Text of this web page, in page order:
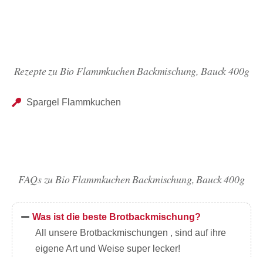
Rezepte zu Bio Flammkuchen Backmischung, Bauck 400g
Spargel Flammkuchen
FAQs zu Bio Flammkuchen Backmischung, Bauck 400g
Was ist die beste Brotbackmischung?
All unsere Brotbackmischungen , sind auf ihre
eigene Art und Weise super lecker!